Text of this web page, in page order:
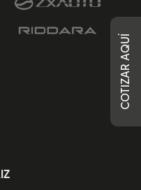
COTIZAR AQUÍ